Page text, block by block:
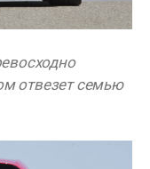
отвезет семью